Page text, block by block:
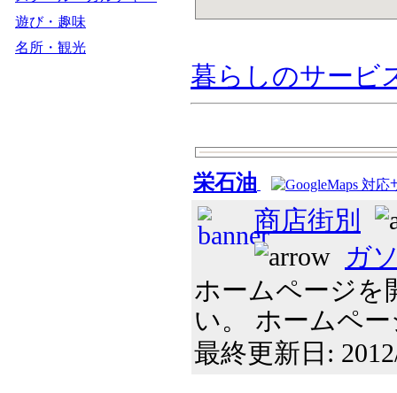
遊び・趣味
名所・観光
暮らしのサービ
栄石油
商店街別
ガ
ホームページを
い。 ホームペ
最終更新日: